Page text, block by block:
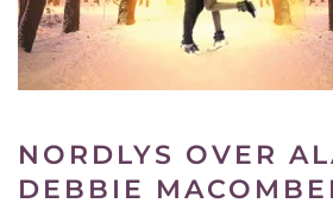
NORDLYS OVER
DEBBIE